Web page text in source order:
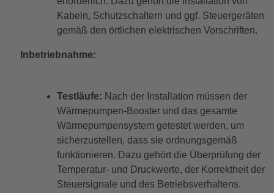
Kabeln, Schutzschaltern und ggf. Steuergeräten
gemäß den örtlichen elektrischen Vorschriften.
Inbetriebnahme:
Testläufe: Nach der Installation müssen der
Wärmepumpen-Booster und das gesamte
Wärmepumpensystem getestet werden, um
sicherzustellen, dass sie ordnungsgemäß
funktionieren. Dazu gehört die Überprüfung der
Temperatur- und Druckwerte, der Korrektheit der
Steuersignale und des Betriebsverhaltens.